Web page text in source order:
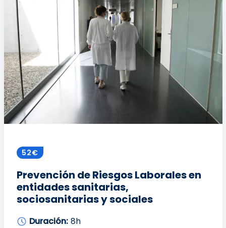
52€
Prevención de Riesgos Laborales en
entidades sanitarias,
sociosanitarias y sociales
Duración: 8h